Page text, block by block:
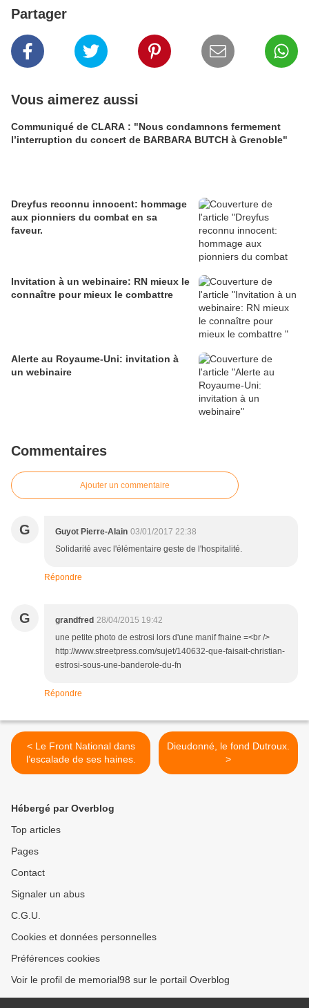
Partager
Vous aimerez aussi
Communiqué de CLARA : "Nous condamnons fermement
l’interruption du concert de BARBARA BUTCH à Grenoble"
Dreyfus reconnu innocent: hommage
aux pionniers du combat en sa
faveur.
Invitation à un webinaire: RN mieux le
connaître pour mieux le combattre
Alerte au Royaume-Uni: invitation à
un webinaire
Commentaires
Ajouter un commentaire
G Guyot Pierre-Alain 03/01/2017 22:38
Solidarité avec l'élémentaire geste de l'hospitalité.
Répondre
G grandfred 28/04/2015 19:42
une petite photo de estrosi lors d'une manif fhaine =<br />
http://www.streetpress.com/sujet/140632-que-faisait-christian-
estrosi-sous-une-banderole-du-fn
Répondre
< Le Front National dans
l’escalade de ses haines.
Dieudonné, le fond Dutroux.
>
Hébergé par Overblog
Top articles
Pages
Contact
Signaler un abus
C.G.U.
Cookies et données personnelles
Préférences cookies
Voir le profil de memorial98 sur le portail Overblog